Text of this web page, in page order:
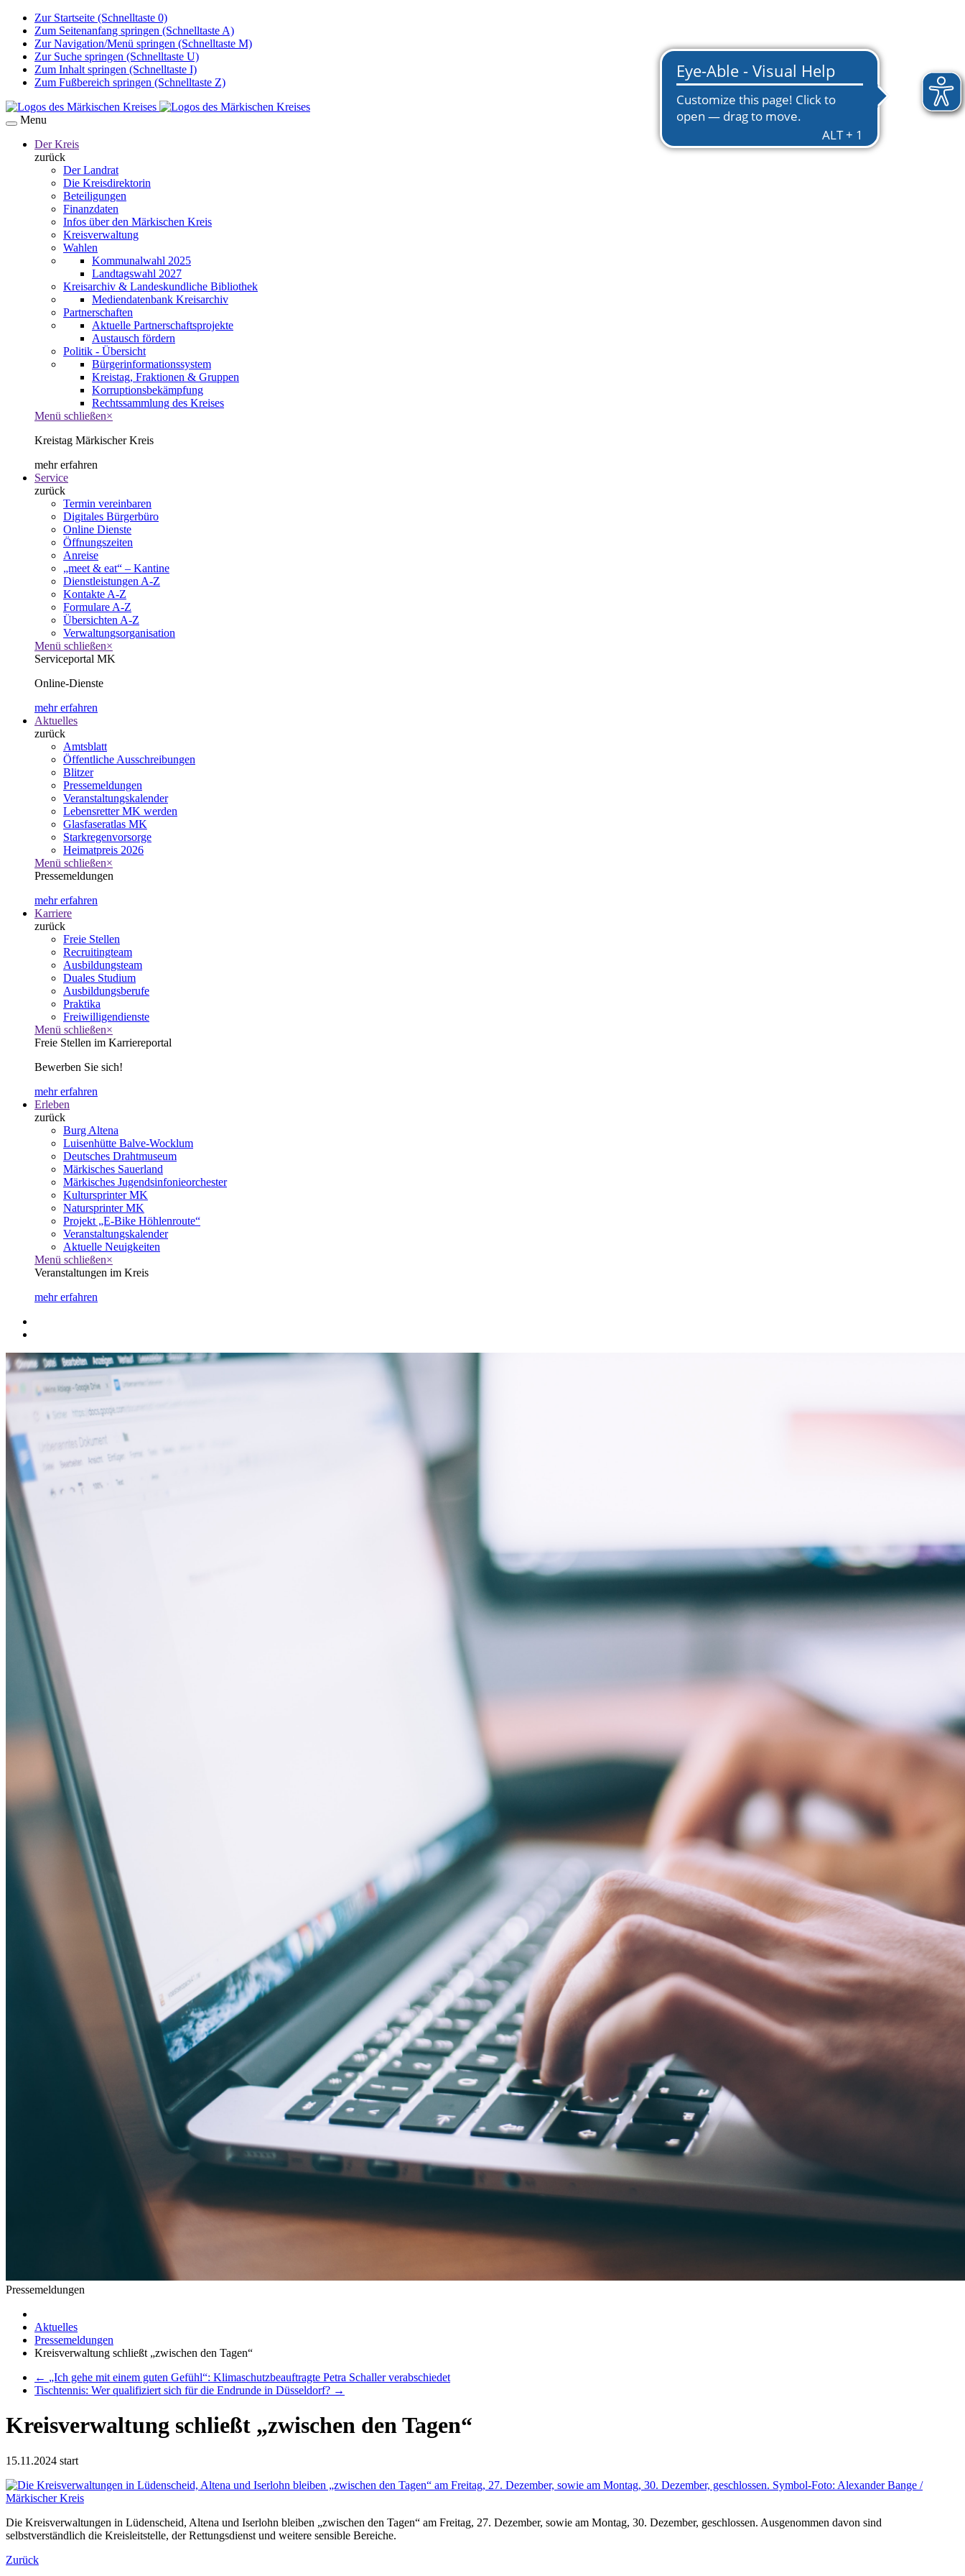
Zur Startseite (Schnelltaste 0)
Zum Seitenanfang springen (Schnelltaste A)
Zur Navigation/Menü springen (Schnelltaste M)
Zur Suche springen (Schnelltaste U)
Zum Inhalt springen (Schnelltaste I)
Zum Fußbereich springen (Schnelltaste Z)
Menu
Der Kreis
zurück
Der Landrat
Die Kreisdirektorin
Beteiligungen
Finanzdaten
Infos über den Märkischen Kreis
Kreisverwaltung
Wahlen
Kommunalwahl 2025
Landtagswahl 2027
Kreisarchiv & Landeskundliche Bibliothek
Mediendatenbank Kreisarchiv
Partnerschaften
Aktuelle Partnerschaftsprojekte
Austausch fördern
Politik - Übersicht
Bürgerinformationssystem
Kreistag, Fraktionen & Gruppen
Korruptionsbekämpfung
Rechtssammlung des Kreises
Menü schließen×
Kreistag Märkischer Kreis
mehr erfahren
Service
zurück
Termin vereinbaren
Digitales Bürgerbüro
Online Dienste
Öffnungszeiten
Anreise
„meet & eat“ – Kantine
Dienstleistungen A-Z
Kontakte A-Z
Formulare A-Z
Übersichten A-Z
Verwaltungsorganisation
Menü schließen×
Serviceportal MK
Online-Dienste
mehr erfahren
Aktuelles
zurück
Amtsblatt
Öffentliche Ausschreibungen
Blitzer
Pressemeldungen
Veranstaltungskalender
Lebensretter MK werden
Glasfaseratlas MK
Starkregenvorsorge
Heimatpreis 2026
Menü schließen×
Pressemeldungen
mehr erfahren
Karriere
zurück
Freie Stellen
Recruitingteam
Ausbildungsteam
Duales Studium
Ausbildungsberufe
Praktika
Freiwilligendienste
Menü schließen×
Freie Stellen im Karriereportal
Bewerben Sie sich!
mehr erfahren
Erleben
zurück
Burg Altena
Luisenhütte Balve-Wocklum
Deutsches Drahtmuseum
Märkisches Sauerland
Märkisches Jugendsinfonieorchester
Kultursprinter MK
Natursprinter MK
Projekt „E-Bike Höhlenroute“
Veranstaltungskalender
Aktuelle Neuigkeiten
Menü schließen×
Veranstaltungen im Kreis
mehr erfahren
Pressemeldungen
Aktuelles
Pressemeldungen
Kreisverwaltung schließt „zwischen den Tagen“
← „Ich gehe mit einem guten Gefühl“: Klimaschutzbeauftragte Petra Schaller verabschiedet
Tischtennis: Wer qualifiziert sich für die Endrunde in Düsseldorf? →
Kreisverwaltung schließt „zwischen den Tagen“
15.11.2024 start
Die Kreisverwaltungen in Lüdenscheid, Altena und Iserlohn bleiben „zwischen den Tagen“ am Freitag, 27. Dezember, sowie am Montag, 30. Dezember, geschlossen. Ausgenommen davon sind
selbstverständlich die Kreisleitstelle, der Rettungsdienst und weitere sensible Bereiche.
Zurück